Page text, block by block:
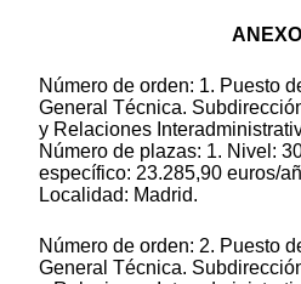
ANEXO I
Número de orden: 1. Puesto
General Técnica.
y Relaciones
Número de plazas: 1. Nivel:
específico: 23.285,90 euros/
Localidad: Madrid.
Número de orden: 2. Puesto
General Técnica.